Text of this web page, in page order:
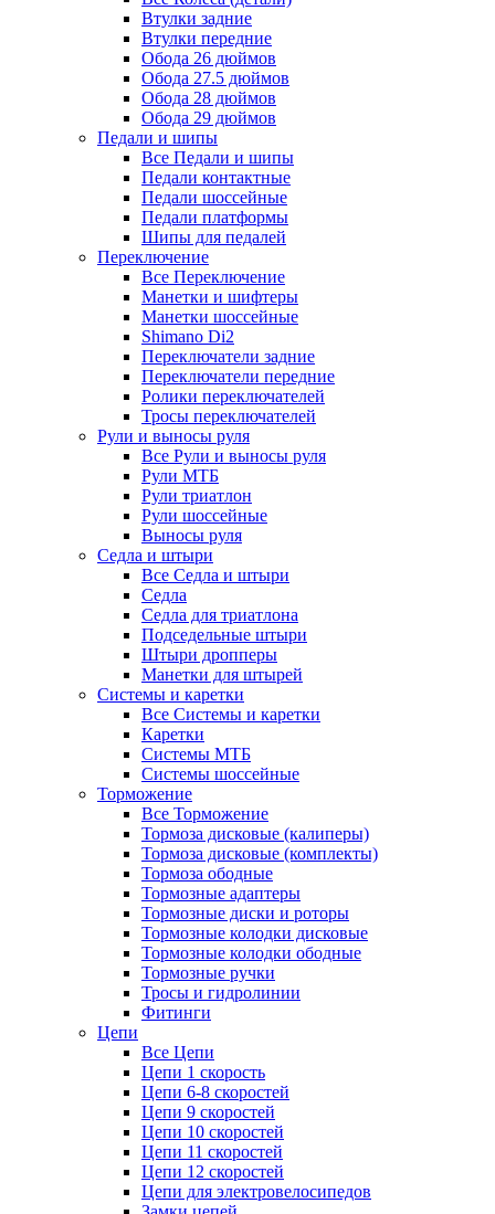
Втулки задние
Втулки передние
Обода 26 дюймов
Обода 27.5 дюймов
Обода 28 дюймов
Обода 29 дюймов
Педали и шипы
Все Педали и шипы
Педали контактные
Педали шоссейные
Педали платформы
Шипы для педалей
Переключение
Все Переключение
Манетки и шифтеры
Манетки шоссейные
Shimano Di2
Переключатели задние
Переключатели передние
Ролики переключателей
Тросы переключателей
Рули и выносы руля
Все Рули и выносы руля
Рули МТБ
Рули триатлон
Рули шоссейные
Выносы руля
Седла и штыри
Все Седла и штыри
Седла
Седла для триатлона
Подседельные штыри
Штыри дропперы
Манетки для штырей
Системы и каретки
Все Системы и каретки
Каретки
Системы МТБ
Системы шоссейные
Торможение
Все Торможение
Тормоза дисковые (калиперы)
Тормоза дисковые (комплекты)
Тормоза ободные
Тормозные адаптеры
Тормозные диски и роторы
Тормозные колодки дисковые
Тормозные колодки ободные
Тормозные ручки
Тросы и гидролинии
Фитинги
Цепи
Все Цепи
Цепи 1 скорость
Цепи 6-8 скоростей
Цепи 9 скоростей
Цепи 10 скоростей
Цепи 11 скоростей
Цепи 12 скоростей
Цепи для электровелосипедов